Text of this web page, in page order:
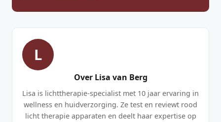
L
Over Lisa van Berg
Lisa is lichttherapie-specialist met 10 jaar ervaring in
wellness en huidverzorging. Ze test en reviewt rood
licht therapie apparaten en deelt haar expertise op